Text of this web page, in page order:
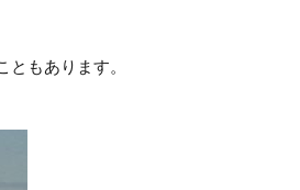
もあります。